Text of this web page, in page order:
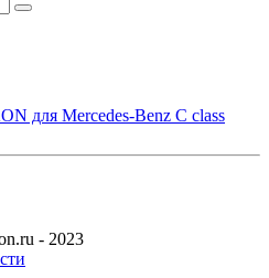
для Mercedes-Benz C class
- 2023